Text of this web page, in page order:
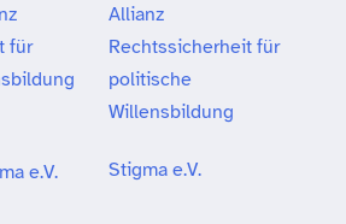
Allianz
Rechtssicherheit für
politische
Willensbildung
Stigma e.V.